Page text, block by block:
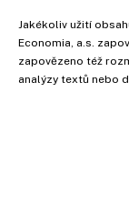
Jakékoliv užití
Economia, a.s.
zapovězeno též
analýzy textů nebo